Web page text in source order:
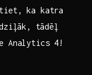
ka katra
⁣tādēļ
Analytics 4!